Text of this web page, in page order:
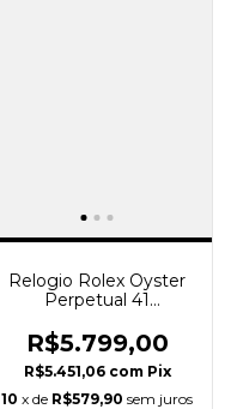
Relogio Rolex Oyster
Perpetual 41
Super Clone REF.
124300
R$5.799,00
R$5.451,06 com Pix
10 x de R$579,90 sem juros